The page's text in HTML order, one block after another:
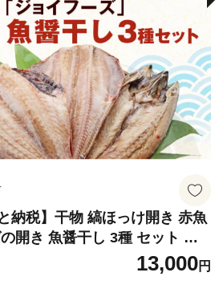
納税】干物 縞ほっけ開き 赤魚
開き 魚醤干し 3種 セット 詰
魚 おかず 肉厚 おいしい さば 赤
ケ ジョイフーズ 魚貝類 お取り
13,000円